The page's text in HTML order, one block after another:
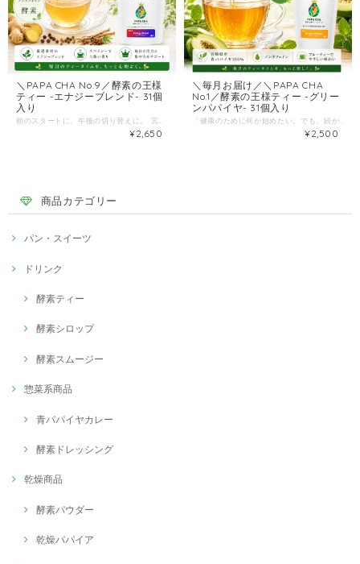
＼PAPA CHA No.9／酵素の王様
ティー -エナジーブレンド- 31個
入り
¥2,650
＼毎月お届け／＼PAPA CHA
No.1／酵素の王様ティー -グリー
ンパパイヤ- 31個入り
¥2,500
商品カテゴリー
パン・スイーツ
ドリンク
酵素ティー
酵素シロップ
酵素スムージー
惣菜系商品
青パパイヤカレー
酵素ドレッシング
乾燥商品
酵素パウダー
乾燥パパイア